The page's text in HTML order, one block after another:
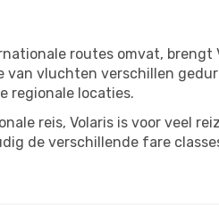
routes omvat, brengt
vluchten verschillen
regionale locaties.
reis, Volaris is voor veel
de verschillende fare